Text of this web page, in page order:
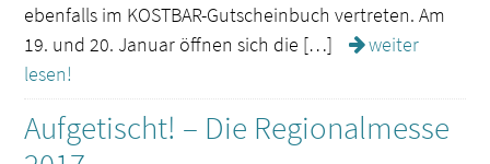
ebenfalls im KOSTBAR-Gutscheinbuch vertreten. Am
19. und 20. Januar öffnen sich die […]
weiter
lesen!
Aufgetischt! – Die Regionalmesse